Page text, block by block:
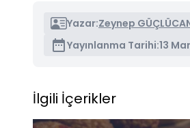
Yazar:Zeynep
Yayınlanma Tarihi:13
İlgili İçerikler